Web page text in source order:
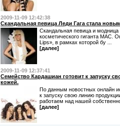
2009-11-09 12:42:38
Скандальная певица Леди Гага стала
Скандальная певица и
косметического гиганта MAC.
Lips», в рамках которой бу ...
[далее]
2009-11-09 12:37:41
Семейство Кардашиан готовит к запуску
кожей.
По данным новостных онлайн
к запуску свою линию
работаем над нашей
[далее]